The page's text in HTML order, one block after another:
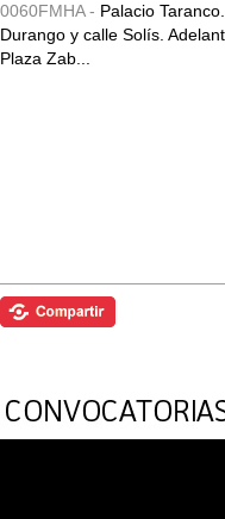
0060FMHA - Palacio
Durango y calle Solís.
Plaza Zab...